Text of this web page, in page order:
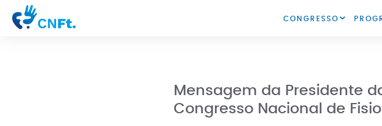
CONGRESSO
INFORMAÇÕES
INSCRIÇÕES
Mensagem da Presidente
Congresso Nacional de